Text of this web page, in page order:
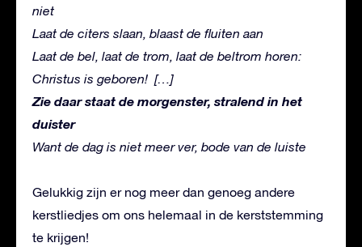
niet
Laat de citers slaan, blaast de fluiten aan
Laat de bel, laat de trom, laat de beltrom horen:
Christus is geboren! […]
Zie daar staat de morgenster, stralend in het
duister
Want de dag is niet meer ver, bode van de luiste
Gelukkig zijn er nog meer dan genoeg andere
kerstliedjes om ons helemaal in de kerststemming
te krijgen!